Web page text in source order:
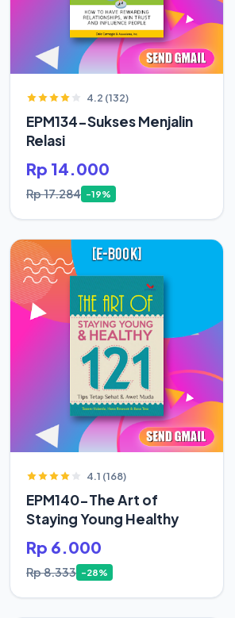
4.2 (132)
EPM134-Sukses Menjalin
Relasi
Rp 14.000
Rp 17.284 -19%
4.1 (168)
EPM140-The Art of
Staying Young Healthy
Rp 6.000
Rp 8.333 -28%